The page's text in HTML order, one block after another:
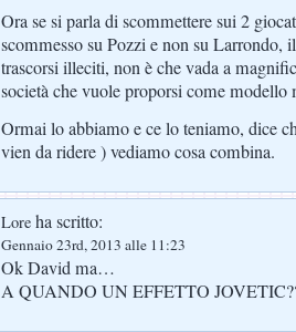
Ora se si parla di scommettere sui 2
scommesso su Pozzi e non su Larrondo,
trascorsi illeciti, non è che vada a
società che vuole proporsi come modello
Ormai lo abbiamo e ce lo teniamo, dice
vien da ridere ) vediamo cosa combina.
Lore ha scritto:
Gennaio 23rd, 2013 alle 11:23
Ok David ma…
A QUANDO UN EFFETTO